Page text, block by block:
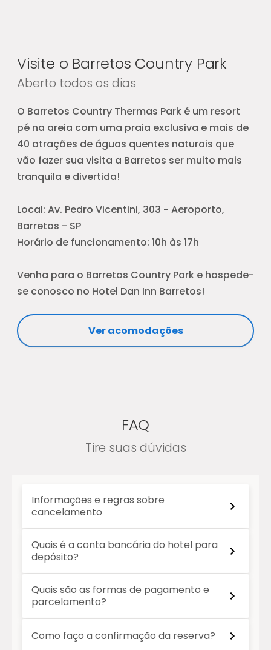
Visite o Barretos Country Park
Aberto todos os dias
O Barretos Country Thermas Park é um resort
pé na areia com uma praia exclusiva e mais de
40 atrações de águas quentes naturais que
vão fazer sua visita a Barretos ser muito mais
tranquila e divertida!
Local: Av. Pedro Vicentini, 303 - Aeroporto,
Barretos - SP
Horário de funcionamento: 10h às 17h
Venha para o Barretos Country Park e hospede-
se conosco no Hotel Dan Inn Barretos!
Ver acomodações
FAQ
Tire suas dúvidas
Informações e regras sobre
cancelamento
Quais é a conta bancária do hotel para
depósito?
Quais são as formas de pagamento e
parcelamento?
Como faço a confirmação da reserva?